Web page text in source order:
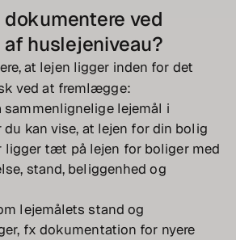
ved
huslejeniveau?
at lejen ligger inden for det
ved at fremlægge:
sammenlignelige lejemål i
du kan vise, at lejen for din bolig
ligger tæt på lejen for boliger med
stand, beliggenhed og
lejemålets stand og
fx dokumentation for nyere